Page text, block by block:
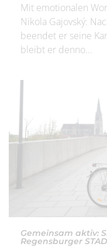
Mit emotionalen
Nikola Gajovský:
beendet er seine
bleibt er denno...
Gemeinsam aktiv:
Regensburger